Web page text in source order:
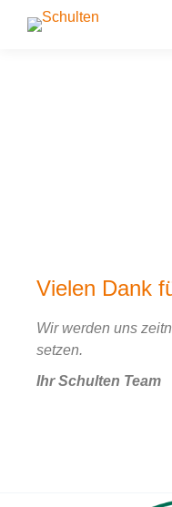
Vielen Dank
Wir werden uns
setzen.
Ihr Schulten Team